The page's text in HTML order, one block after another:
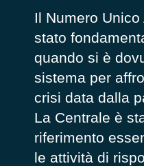
Il Numero
stato
quando si è
sistema per
crisi data dalla
La Centrale è
riferimento
le attività di